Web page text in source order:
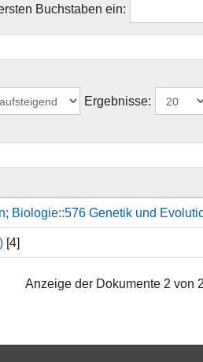
Buchstaben ein:
Ergebnisse:
Biologie::576 Genetik und
[4]
Anzeige der Dokumente 2 von 2